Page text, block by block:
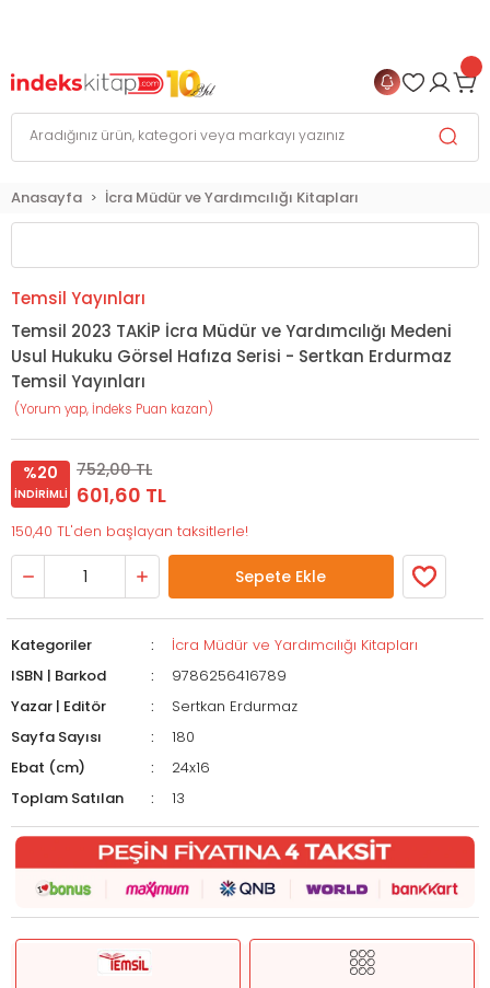
Anasayfa İcra Müdür ve Yardımcılığı Kitapları
Temsil Yayınları
Temsil 2023 TAKİP İcra Müdür ve Yardımcılığı Medeni
Usul Hukuku Görsel Hafıza Serisi - Sertkan Erdurmaz
Temsil Yayınları
(Yorum yap, İndeks Puan kazan)
%20
İNDIRIMLI
752,00 TL
601,60 TL
150,40 TL'den başlayan taksitlerle!
Sepete Ekle
Kategoriler
İcra Müdür ve Yardımcılığı Kitapları
ISBN | Barkod
9786256416789
Yazar | Editör
Sertkan Erdurmaz
Sayfa Sayısı
180
Ebat (cm)
24x16
Toplam Satılan
13